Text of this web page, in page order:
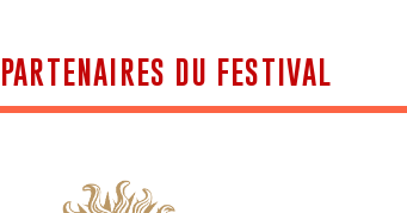
PARTENAIRES DU FESTIVAL